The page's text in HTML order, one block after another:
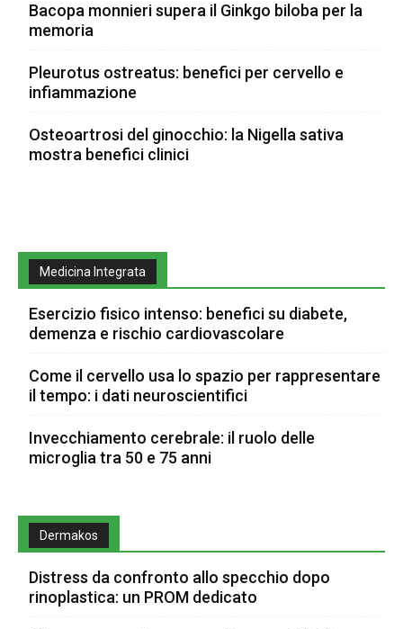
Bacopa monnieri supera il Ginkgo biloba per la
memoria
Pleurotus ostreatus: benefici per cervello e
infiammazione
Osteoartrosi del ginocchio: la Nigella sativa
mostra benefici clinici
Medicina Integrata
Esercizio fisico intenso: benefici su diabete,
demenza e rischio cardiovascolare
Come il cervello usa lo spazio per rappresentare
il tempo: i dati neuroscientifici
Invecchiamento cerebrale: il ruolo delle
microglia tra 50 e 75 anni
Dermakos
Distress da confronto allo specchio dopo
rinoplastica: un PROM dedicato